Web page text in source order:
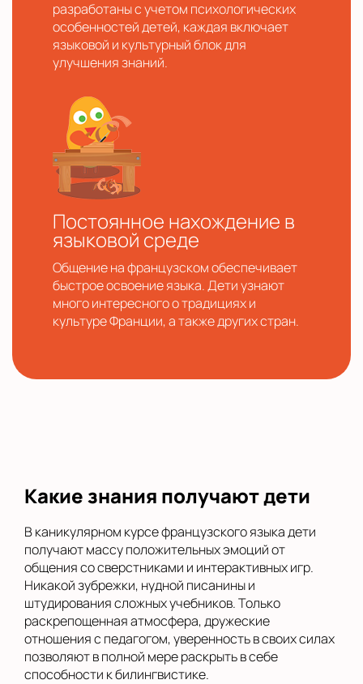
разработаны с учетом психологических
особенностей детей, каждая включает
языковой и культурный блок для
улучшения знаний.
Постоянное нахождение в
языковой среде
Общение на французском обеспечивает
быстрое освоение языка. Дети узнают
много интересного о традициях и
культуре Франции, а также других стран.
Какие знания получают дети
В каникулярном курсе французского языка дети
получают массу положительных эмоций от
общения со сверстниками и интерактивных игр.
Никакой зубрежки, нудной писанины и
штудирования сложных учебников. Только
раскрепощенная атмосфера, дружеские
отношения с педагогом, уверенность в своих силах
позволяют в полной мере раскрыть в себе
способности к билингвистике.